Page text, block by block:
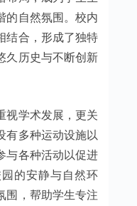
的自然氛围。校内
结合，形成了独特
久历史与不断创新
视学术发展，更关
有多种运动设施以
与各种活动以促进
的安静与自然环
围，帮助学生专注